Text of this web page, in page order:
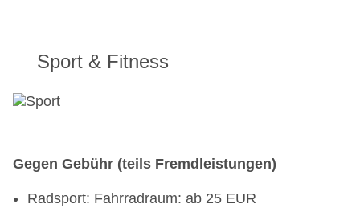
Sport & Fitness
Gegen Gebühr (teils Fremdleistungen)
Radsport: Fahrradraum: ab 25 EUR